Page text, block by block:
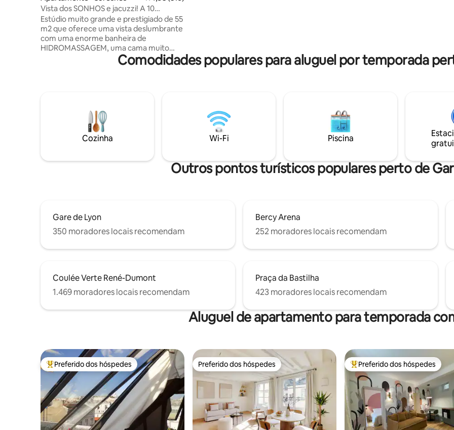
Vista dos SONHOS e jacuzzi! A 10
minutos do centro de PARIS!
Estúdio muito grande e prestigiado de 55
m2 que oferece uma vista deslumbrante
com uma enorme banheira de
HIDROMASSAGEM, uma cama muito
grande, bem como um chuveiro italiano.
Localizado em uma área tranquila e
SURPREENDER seu amor. Vem com
pétalas de rosas, velas colocadas em
forma de coração na cama (um sinal de
Feliz Aniversário pode ser adicionado) e
champanhe e morangos! 🌹🥂🍓
Comodidades populares para aluguel por temporada
Cozinha Wi-Fi Piscina
Outros pontos turísticos populares perto de
Gare de Lyon
350 moradores locais recomendam
Bercy Arena
252 moradores locais recomendam
Coulée Verte René-Dumont
1.469 moradores locais recomendam
Praça da Bastilha
423 moradores locais recomendam
Aluguel de apartamento para temporada
Entre os melhores preferidos dos hóspedes
Preferido dos hóspedes Preferido dos hóspedes
Preferido dos hóspedes Entre os melhores preferidos
Preferido dos hóspedes